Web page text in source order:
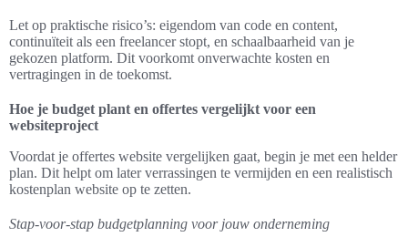
Let op praktische risico’s: eigendom van code en content,
continuïteit als een freelancer stopt, en schaalbaarheid van je
gekozen platform. Dit voorkomt onverwachte kosten en
vertragingen in de toekomst.
Hoe je budget plant en offertes vergelijkt voor een
websiteproject
Voordat je offertes website vergelijken gaat, begin je met een helder
plan. Dit helpt om later verrassingen te vermijden en een realistisch
kostenplan website op te zetten.
Stap-voor-stap budgetplanning voor jouw onderneming